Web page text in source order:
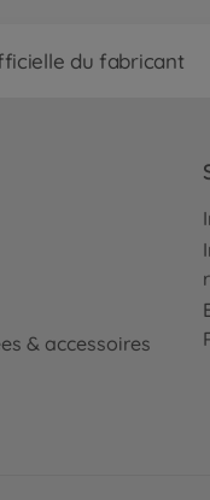
Non
disponible
1:10 RC Audi
300047414
du fabricant
& accessoires